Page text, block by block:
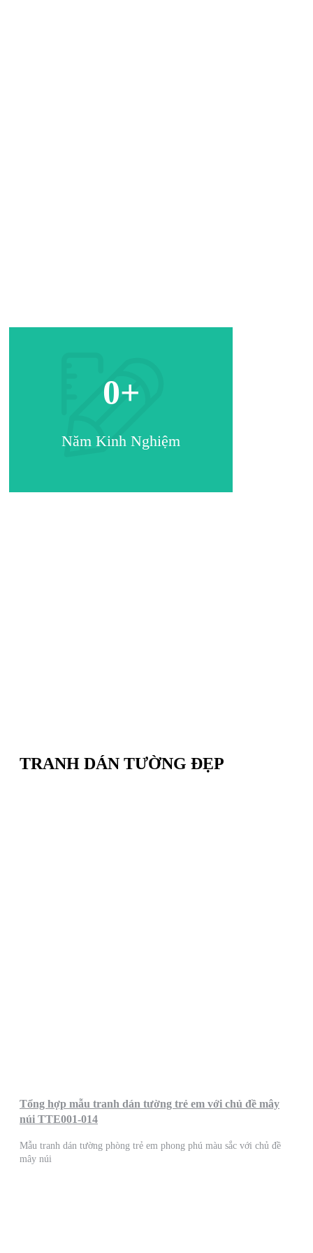
0+
Năm Kinh Nghiệm
TRANH DÁN TƯỜNG ĐẸP
Tổng hợp mẫu tranh dán tường trẻ em với chủ đề mây
núi TTE001-014
Mẫu tranh dán tường phòng trẻ em phong phú màu sắc với chủ đề
mây núi